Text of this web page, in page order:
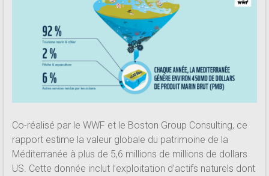
Co-réalisé par le WWF et le Boston Group Consulting, ce
rapport estime la valeur globale du patrimoine de la
Méditerranée à plus de 5,6 millions de millions de dollars
US. Cette donnée inclut l’exploitation d’actifs naturels dont